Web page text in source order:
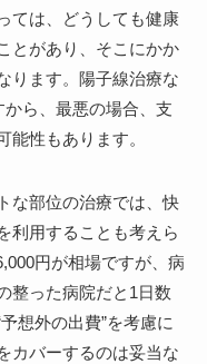
ては、どうしても健康
とがあり、そこにかか
ります。陽子線治療な
ら、最悪の場合、支
性もあります。
な部位の治療では、快
利用することも考えら
円が相場ですが、病
整った病院だと1日数
想外の出費”を考慮に
カバーするのは妥当な